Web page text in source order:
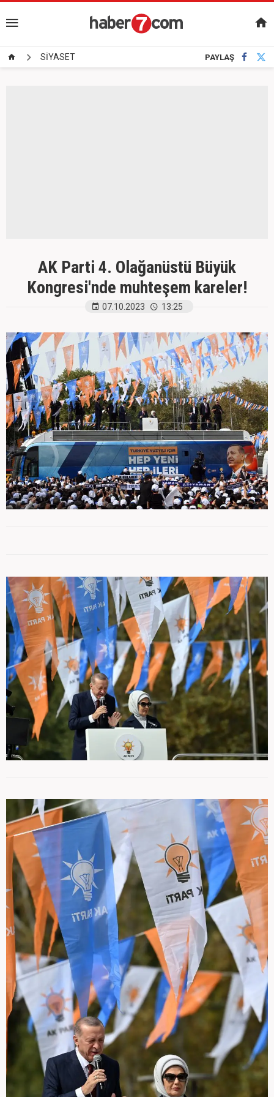
SİYASET PAYLAŞ
AK Parti 4. Olağanüstü Büyük
Kongresi'nde muhteşem kareler!
07.10.2023 13:25